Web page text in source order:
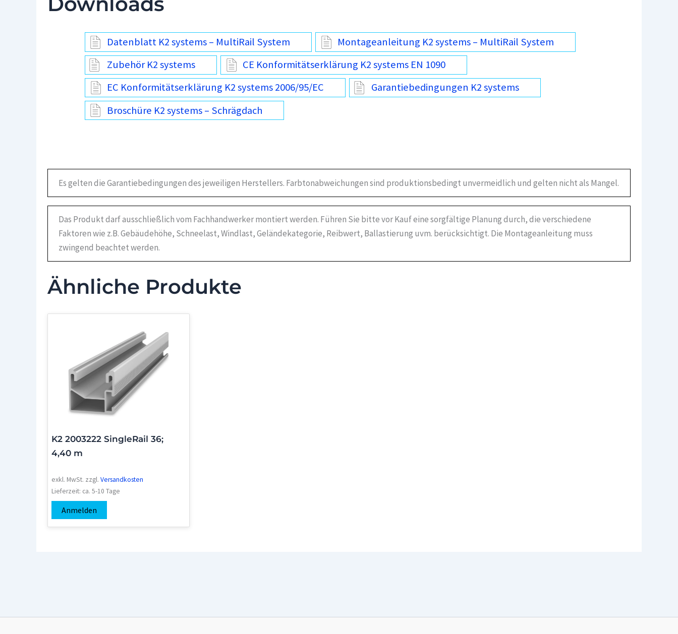
Datenblatt K2 systems – MultiRail System
Montageanleitung K2 systems – MultiRail System
Zubehör K2 systems
CE Konformitätserklärung K2 systems EN 1090
EC Konformitätserklärung K2 systems 2006/95/EC
Garantiebedingungen K2 systems
Broschüre K2 systems – Schrägdach
Es gelten die Garantiebedingungen des jeweiligen Herstellers. Farbtonabweichungen sind produktionsbedingt unvermeidlich und gelten nicht als Mangel.
Das Produkt darf ausschließlich vom Fachhandwerker montiert werden. Führen Sie bitte vor Kauf eine sorgfältige Planung durch, die verschiedene
Faktoren wie z.B. Gebäudehöhe, Schneelast, Windlast, Geländekategorie, Reibwert, Ballastierung uvm. berücksichtigt. Die Montageanleitung muss
zwingend beachtet werden.
Ähnliche Produkte
K2 2003222 SingleRail 36;
4,40 m
exkl. MwSt. zzgl.Versandkosten
Lieferzeit: ca. 5-10 Tage
Anmelden